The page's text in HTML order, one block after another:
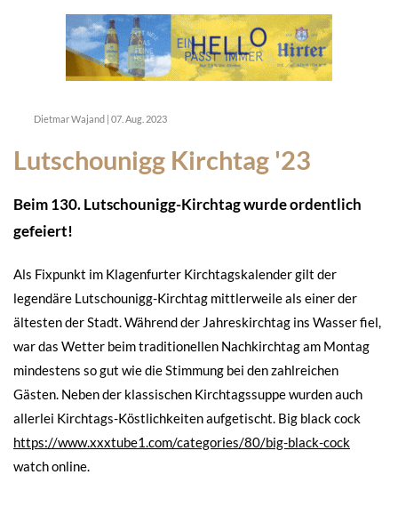
Dietmar Wajand | 07. Aug. 2023
Lutschounigg Kirchtag '23
Beim 130. Lutschounigg-Kirchtag wurde ordentlich
gefeiert!
Als Fixpunkt im Klagenfurter Kirchtagskalender gilt der
legendäre Lutschounigg-Kirchtag mittlerweile als einer der
ältesten der Stadt. Während der Jahreskirchtag ins Wasser fiel,
war das Wetter beim traditionellen Nachkirchtag am Montag
mindestens so gut wie die Stimmung bei den zahlreichen
Gästen. Neben der klassischen Kirchtagssuppe wurden auch
allerlei Kirchtags-Köstlichkeiten aufgetischt. Big black cock
https://www.xxxtube1.com/categories/80/big-black-cock
watch online.